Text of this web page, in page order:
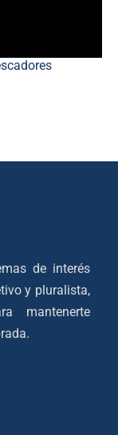
de interés
y pluralista,
mantenerte